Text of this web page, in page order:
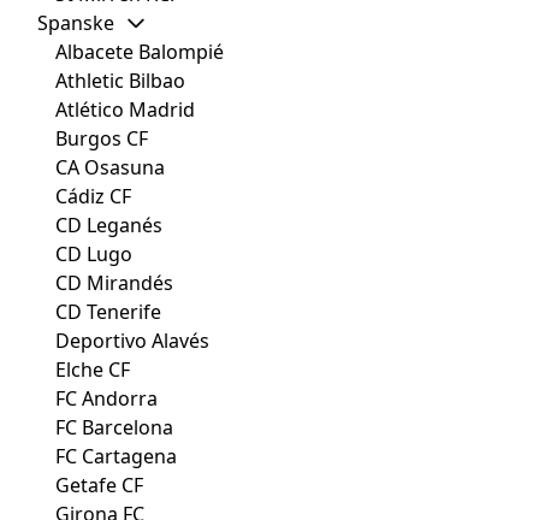
Spanske
Albacete Balompié
Athletic Bilbao
Atlético Madrid
Burgos CF
CA Osasuna
Cádiz CF
CD Leganés
CD Lugo
CD Mirandés
CD Tenerife
Deportivo Alavés
Elche CF
FC Andorra
FC Barcelona
FC Cartagena
Getafe CF
Girona FC